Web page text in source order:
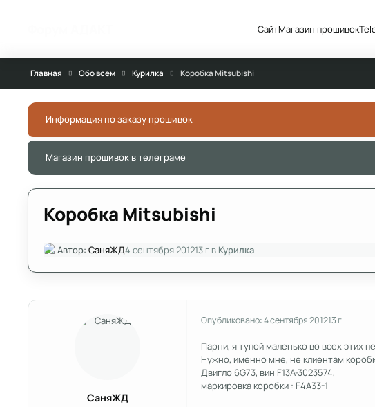
СайтМагазин прошивок
Главная Обо всем Курилка Коробка Mitsubishi
Информация по заказу прошивок
Магазин прошивок в телеграме
Коробка Mitsubishi
Автор: СаняЖД4 сентября 201213 гв Курилка
СаняЖД
Опубликовано:4 сентября 201213 г
Парни, я тупой маленько во всех этих
Нужно, именно мне, не клиентам
Двигло 6G73, вин F13A-3023574,
маркировка коробки : F4A33-1